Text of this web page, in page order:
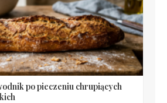
po pieczeniu chrupiących